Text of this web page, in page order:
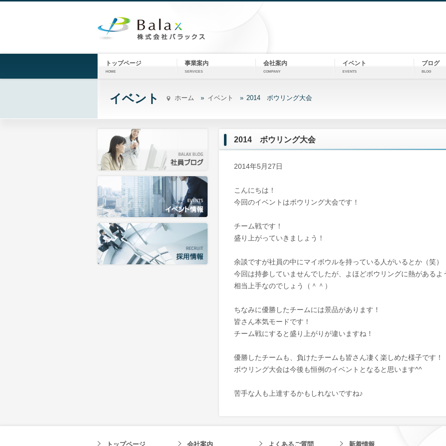
トップページ
HOME
事業案内
SERVICES
会社案内
COMPANY
イベント
EVENTS
ブログ
BLOG
イベント ホーム イベント 2014 ボウリング大会
2014 ボウリング大会
2014年5月27日
こんにちは！
今回のイベントはボウリング大会です！
チーム戦です！
盛り上がっていきましょう！
余談ですが社員の中にマイボウルを持っている人がいるとか（笑）
今回は持参していませんでしたが、よほどボウリングに熱があるよ
相当上手なのでしょう（＾＾）
ちなみに優勝したチームには景品があります！
皆さん本気モードです！
チーム戦にすると盛り上がりが違いますね！
優勝したチームも、負けたチームも皆さん凄く楽しめた様子です！
ボウリング大会は今後も恒例のイベントとなると思います^^
苦手な人も上達するかもしれないですね♪
トップページ 会社案内 よくあるご質問 新着情報